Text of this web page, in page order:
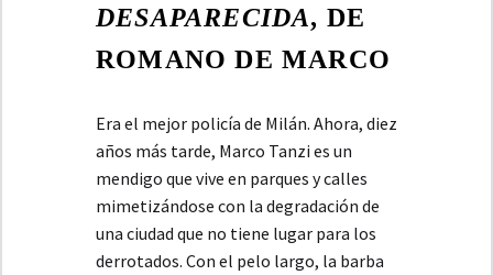
DESAPARECIDA, DE
ROMANO DE MARCO
Era el mejor policía de Milán. Ahora, diez
años más tarde, Marco Tanzi es un
mendigo que vive en parques y calles
mimetizándose con la degradación de
una ciudad que no tiene lugar para los
derrotados. Con el pelo largo, la barba